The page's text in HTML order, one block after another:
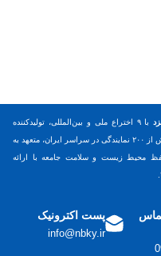
با ۹ اختراع ملی و بین‌المللی، تولیدکننده
شیرآلات نی‌دار و پدالی، با بیش از ۲۰۰ نمایندگی در سراسر ایران، متعهد به
محیط زیست و سلامت جامعه با ارائه
پست اکترونیک
info@nbky.ir